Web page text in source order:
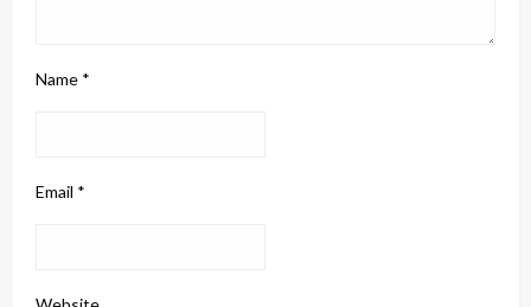
Name *
Email *